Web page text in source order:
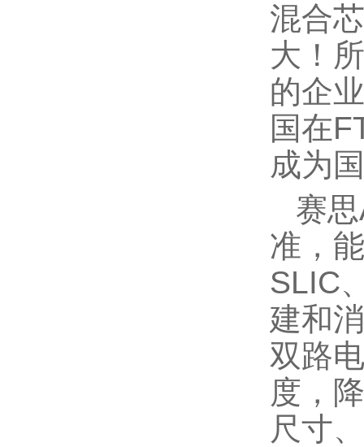
混合
大！
的企
国在
成为
赛
准，
SLIC
建和
双路
度，
尺寸